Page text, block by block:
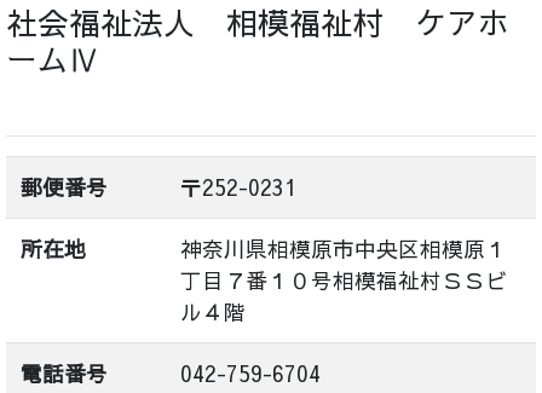
社会福祉法人 相模福祉村 ケアホ
ームⅣ
郵便番号 〒252-0231
所在地
神奈川県相模原市中央区相模原１
丁目７番１０号相模福祉村ＳＳビ
ル４階
電話番号 042-759-6704